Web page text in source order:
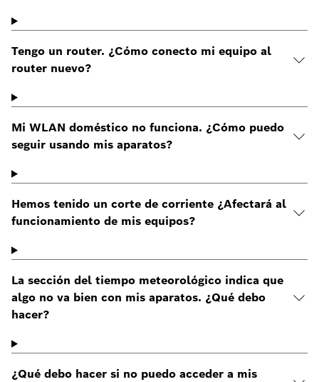
Tengo un router. ¿Cómo conecto mi equipo al
router nuevo?
Mi WLAN doméstico no funciona. ¿Cómo puedo
seguir usando mis aparatos?
Hemos tenido un corte de corriente ¿Afectará al
funcionamiento de mis equipos?
La sección del tiempo meteorológico indica que
algo no va bien con mis aparatos. ¿Qué debo
hacer?
¿Qué debo hacer si no puedo acceder a mis